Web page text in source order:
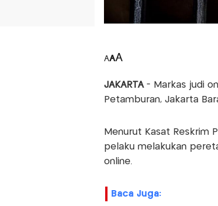
AAA
JAKARTA- Markas judi
Petamburan, Jakarta
Menurut Kasat Reskrim
pelaku melakukan
online.
Baca Juga: